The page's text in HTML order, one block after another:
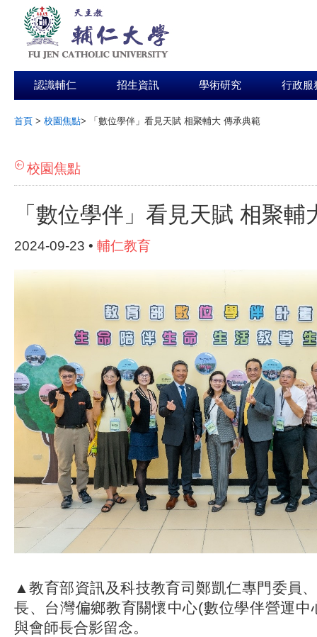
認識輔仁 招生資訊 學術研究 行政服
首頁 > 校園焦點> 「數位學伴」看見天賦 相聚輔大 傳承典範
校園焦點
「數位學伴」看見天賦 相聚輔
2024-09-23 • 輔仁教育
▲教育部資訊及科技教育司鄭凱仁專門委員
長、台灣偏鄉教育關懷中心(數位學伴營運中
與會師長合影留念。